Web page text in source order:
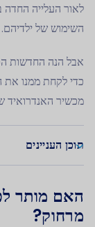
לאור העלייה החדה
השימוש של ילדיהם.
אבל הנה החדשות
כדי לקחת ממנו את
מכשיר האנדרואיד
תוכן העניינים
האם מותר
מרחוק?